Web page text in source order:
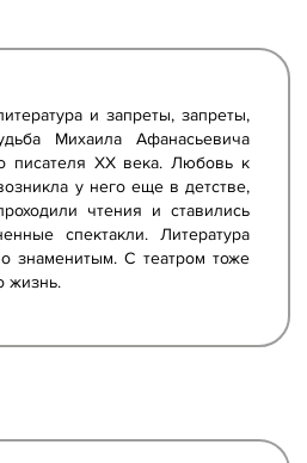
и запреты, запреты,
Михаила Афанасьевича
писателя XX века. Любовь к
у него еще в детстве,
чтения и ставились
спектакли. Литература
знаменитым. С театром тоже
жизнь.